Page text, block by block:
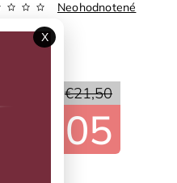
Neohodnotené
€21,50
€15,05
Zvoľte variant
X